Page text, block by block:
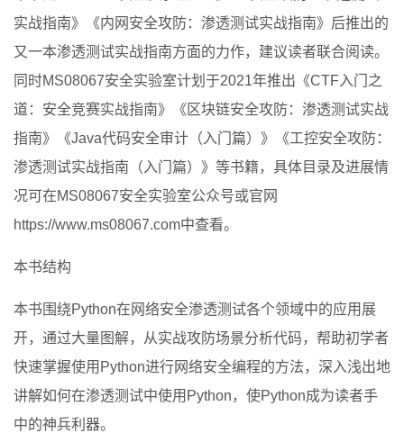
实战指南》《内网安全攻防：渗透测试实战指南》后推出的
又一本渗透测试实战指南方面的力作，建议读者联合阅读。
同时MS08067安全实验室计划于2021年推出《CTF入门之
道：安全竞赛实战指南》《区块链安全攻防：渗透测试实战
指南》《Java代码安全审计（入门篇）》《工控安全攻防：
渗透测试实战指南（入门篇）》等书籍，具体目录及进展情
况可在MS08067安全实验室公众号或官网
https://www.ms08067.com中查看。
本书结构
本书围绕Python在网络安全渗透测试各个领域中的应用展
开，通过大量图解，从实战攻防场景分析代码，帮助初学者
快速掌握使用Python进行网络安全编程的方法，深入浅出地
讲解如何在渗透测试中使用Python，使Python成为读者手
中的神兵利器。